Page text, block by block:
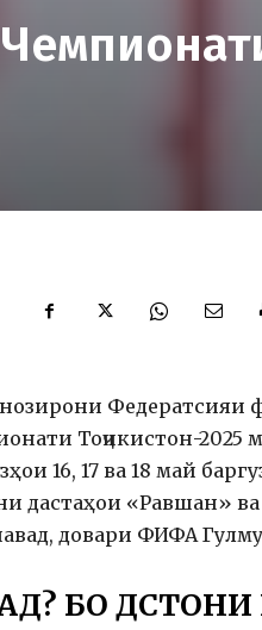
Федератсияи
Тоҷикистон-2025
16, 17 ва 18 май
дастаҳои «Равшан»
довари ФИФА
БО